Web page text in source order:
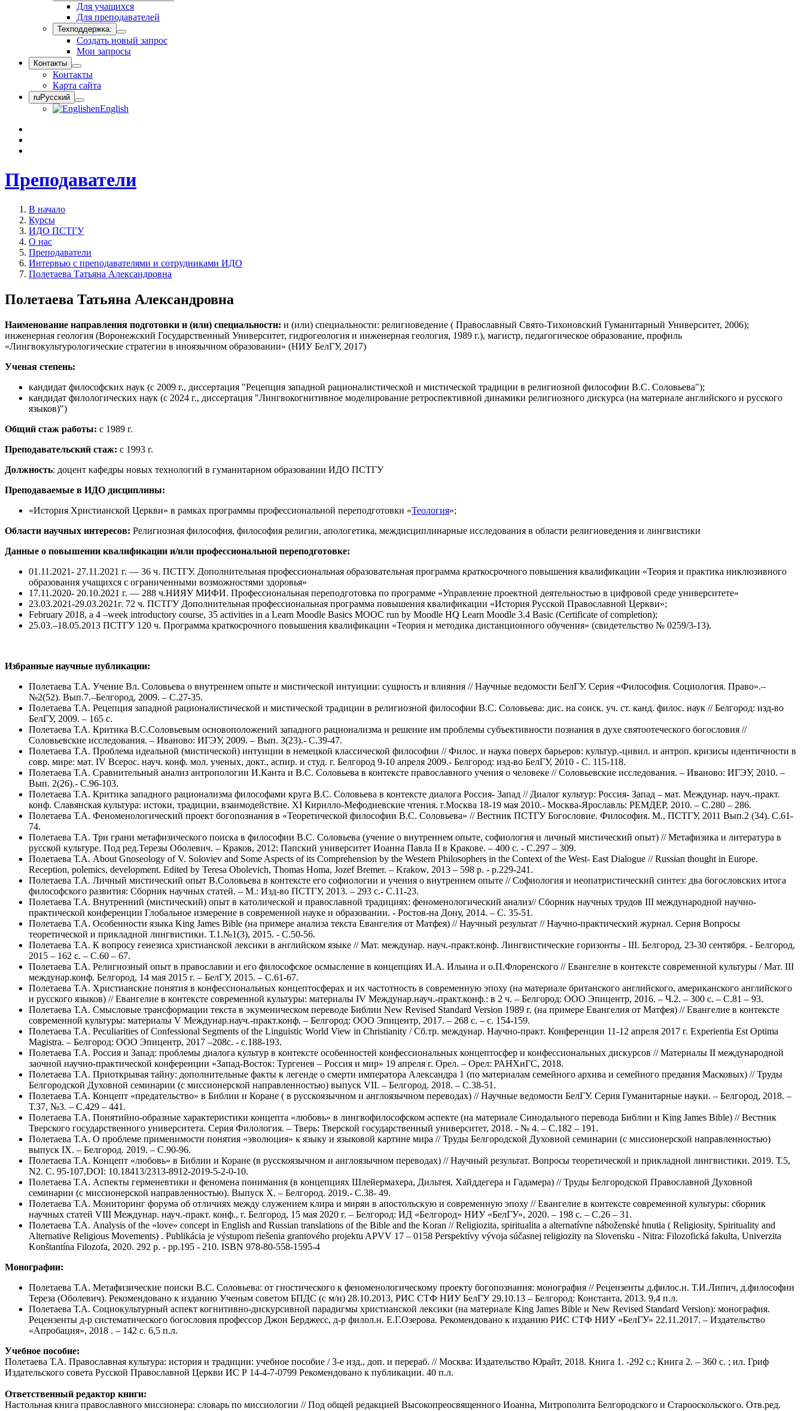
Для учащихся
Для преподавателей
Техподдержка:
Создать новый запрос
Мои запросы
Контакты
Контакты
Карта сайта
ruРусский
enEnglish
Преподаватели
В начало
Курсы
ИДО ПСТГУ
О нас
Преподаватели
Интервью с преподавателями и сотрудниками ИДО
Полетаева Татьяна Александровна
Полетаева Татьяна Александровна
Наименование направления подготовки и (или) специальности: и (или) специальности: религиоведение ( Православный Свято-Тихоновский Гуманитарный Университет, 2006);
инженерная геология (Воронежский Государственный Университет, гидрогеология и инженерная геология, 1989 г.), магистр, педагогическое образование, профиль
«Лингвокультурологические стратегии в иноязычном образовании» (НИУ БелГУ, 2017)
Ученая степень:
кандидат философских наук (с 2009 г., диссертация "Рецепция западной рационалистической и мистической традиции в религиозной философии В.С. Соловьева");
кандидат филологических наук (с 2024 г., диссертация "Лингвокогнитивное моделирование ретроспективной динамики религиозного дискурса (на материале английского и русского
языков)")
Общий стаж работы: с 1989 г.
Преподавательский стаж: с 1993 г.
Должность: доцент кафедры новых технологий в гуманитарном образовании ИДО ПСТГУ
Преподаваемые в ИДО дисциплины:
«История Христианской Церкви» в рамках программы профессиональной переподготовки «Теология»;
Области научных интересов: Религиозная философия, философия религии, апологетика, междисциплинарные исследования в области религиоведения и лингвистики
Данные о повышении квалификации и/или профессиональной переподготовке:
01.11.2021- 27.11.2021 г. — 36 ч. ПСТГУ. Дополнительная профессиональная образовательная программа краткосрочного повышения квалификации «Теория и практика инклюзивного
образования учащихся с ограниченными возможностями здоровья»
17.11.2020- 20.10.2021 г. — 288 ч.НИЯУ МИФИ. Профессиональная переподготовка по программе «Управление проектной деятельностью в цифровой среде университете»
23.03.2021-29.03.2021г. 72 ч. ПСТГУ Дополнительная профессиональная программа повышения квалификации «История Русской Православной Церкви»;
February 2018, a 4 –week introductory course, 35 activities in a Learn Moodle Basics MOOC run by Moodle HQ Learn Moodle 3.4 Basic (Certificate of completion);
25.03.–18.05.2013 ПСТГУ 120 ч. Программа краткосрочного повышения квалификации «Теория и методика дистанционного обучения» (свидетельство № 0259/3-13).
Избранные научные публикации:
Полетаева Т.А. Учение Вл. Соловьева о внутреннем опыте и мистической интуиции: сущность и влияния // Научные ведомости БелГУ. Серия «Философия. Социология. Право».–
№2(52). Вып.7.–Белгород, 2009. – С.27-35.
Полетаева Т.А. Рецепция западной рационалистической и мистической традиции в религиозной философии В.С. Соловьева: дис. на соиск. уч. ст. канд. филос. наук // Белгород: изд-во
БелГУ, 2009. – 165 с.
Полетаева Т.А. Критика В.С.Соловьевым основоположений западного рационализма и решение им проблемы субъективности познания в духе святоотеческого богословия //
Соловьевские исследования. – Иваново: ИГЭУ, 2009. – Вып. 3(23).- С.39-47.
Полетаева Т.А. Проблема идеальной (мистической) интуиции в немецкой классической философии // Филос. и наука поверх барьеров: культур.-цивил. и антроп. кризисы идентичности в
совр. мире: мат. IV Всерос. науч. конф. мол. ученых, докт., аспир. и студ. г. Белгород 9-10 апреля 2009.- Белгород: изд-во БелГУ, 2010 - С. 115-118.
Полетаева Т.А. Сравнительный анализ антропологии И.Канта и В.С. Соловьева в контексте православного учения о человеке // Соловьевские исследования. – Иваново: ИГЭУ, 2010. –
Вып. 2(26).- С.96-103.
Полетаева Т.А. Критика западного рационализма философами круга В.С. Соловьева в контексте диалога Россия- Запад // Диалог культур: Россия- Запад – мат. Междунар. науч.-практ.
конф. Славянская культура: истоки, традиции, взаимодействие. XI Кирилло-Мефодиевские чтения. г.Москва 18-19 мая 2010.- Москва-Ярославль: РЕМДЕР, 2010. – С.280 – 286.
Полетаева Т.А. Феноменологический проект богопознания в «Теоретической философии В.С. Соловьева» // Вестник ПСТГУ Богословие. Философия. М., ПСТГУ, 2011 Вып.2 (34). С.61-
74.
Полетаева Т.А. Три грани метафизического поиска в философии В.С. Соловьева (учение о внутреннем опыте, софиология и личный мистический опыт) // Метафизика и литература в
русской культуре. Под ред.Терезы Оболевич. – Краков, 2012: Папский университет Иоанна Павла II в Кракове. – 400 с. - С.297 – 309.
Полетаева Т.А. About Gnoseology of V. Soloviev and Some Aspects of its Comprehension by the Western Philosophers in the Context of the West- East Dialogue // Russian thought in Europe.
Reception, polemics, development. Edited by Teresa Obolevich, Thomas Homa, Jozef Bremer. – Krakow, 2013 – 598 p. - p.229-241.
Полетаева Т.А. Личный мистический опыт В.Соловьева в контексте его софиологии и учения о внутреннем опыте // Софиология и неопатристический синтез: два богословских итога
философского развития: Сборник научных статей. – М.: Изд-во ПСТГУ, 2013. – 293 с.- С.11-23.
Полетаева Т.А. Внутренний (мистический) опыт в католической и православной традициях: феноменологический анализ// Сборник научных трудов III международной научно-
практической конференции Глобальное измерение в современной науке и образовании. - Ростов-на Дону, 2014. – С. 35-51.
Полетаева Т.А. Особенности языка King James Bible (на примере анализа текста Евангелия от Матфея) // Научный результат // Научно-практический журнал. Серия Вопросы
теоретической и прикладной лингвистики. Т.1.№1(3), 2015. - С.50-56.
Полетаева Т.А. К вопросу генезиса христианской лексики в английском языке // Мат. междунар. науч.-практ.конф. Лингвистические горизонты - III. Белгород, 23-30 сентября. - Белгород,
2015 – 162 с. – С.60 – 67.
Полетаева Т.А. Религиозный опыт в православии и его философское осмысление в концепциях И.А. Ильина и о.П.Флоренского // Евангелие в контексте современной культуры / Мат. III
междунар.конф. Белгород, 14 мая 2015 г. – БелГУ, 2015. – С.61-67.
Полетаева Т.А. Христианские понятия в конфессиональных концептосферах и их частотность в современную эпоху (на материале британского английского, американского английского
и русского языков) // Евангелие в контексте современной культуры: материалы IV Междунар.науч.-практ.конф.: в 2 ч. – Белгород: ООО Эпицентр, 2016. – Ч.2. – 300 с. – С.81 – 93.
Полетаева Т.А. Смысловые трансформации текста в экуменическом переводе Библии New Revised Standard Version 1989 г. (на примере Евангелия от Матфея) // Евангелие в контексте
современной культуры: материалы V Междунар.науч.-практ.конф. – Белгород: ООО Эпицентр, 2017. – 268 с. – с. 154-159.
Полетаева Т.А. Peculiarities of Confessional Segments of the Linguistic World View in Christianity / Сб.тр. междунар. Научно-практ. Конференции 11-12 апреля 2017 г. Experientia Est Optima
Magistra. – Белгород: ООО Эпицентр, 2017 –208с. - с.188-193.
Полетаева Т.А. Россия и Запад: проблемы диалога культур в контексте особенностей конфессиональных концептосфер и конфессиональных дискурсов // Материалы II международной
заочной научно-практической конференции «Запад-Восток: Тургенев – Россия и мир» 19 апреля г. Орел. – Орел: РАНХиГС, 2018.
Полетаева Т.А. Приоткрывая тайну: дополнительные факты к легенде о смерти императора Александра 1 (по материалам семейного архива и семейного предания Масковых) // Труды
Белгородской Духовной семинарии (с миссионерской направленностью) выпуск VII. – Белгород. 2018. – С.38-51.
Полетаева Т.А. Концепт «предательство» в Библии и Коране ( в русскоязычном и англоязычном переводах) // Научные ведомости БелГУ. Серия Гуманитарные науки. – Белгород, 2018. –
Т.37, №3. – С.429 – 441.
Полетаева Т.А. Понятийно-образные характеристики концепта «любовь» в лингвофилософском аспекте (на материале Синодального перевода Библии и King James Bible) // Вестник
Тверского государственного университета. Серия Филология. – Тверь: Тверской государственный университет, 2018. - № 4. – С.182 – 191.
Полетаева Т.А. О проблеме применимости понятия «эволюция» к языку и языковой картине мира // Труды Белгородской Духовной семинарии (с миссионерской направленностью)
выпуск IX. – Белгород. 2019. – C.90-96.
Полетаева Т.А. Концепт «любовь» в Библии и Коране (в русскоязычном и англоязычном переводах) // Научный результат. Вопросы теоретической и прикладной лингвистики. 2019. Т.5,
N2. C. 95-107,DOI: 10.18413/2313-8912-2019-5-2-0-10.
Полетаева Т.А. Аспекты герменевтики и феномена понимания (в концепциях Шлейермахера, Дильтея, Хайддегера и Гадамера) // Труды Белгородской Православной Духовной
семинарии (с миссионерской направленностью). Выпуск X. – Белгород. 2019.- С.38- 49.
Полетаева Т.А. Мониторинг форума об отличиях между служением клира и мирян в апостольскую и современную эпоху // Евангелие в контексте современной культуры: сборник
научных статей VIII Междунар. науч.-практ. конф., г. Белгород, 15 мая 2020 г. – Белгород: ИД «Белгород» НИУ «БелГУ», 2020. – 198 с. – С.26 – 31.
Полетаева Т.А. Analysis of the «love» concept in English and Russian translations of the Bible and the Koran // Religiozita, spiritualita a alternatívne náboženské hnutia ( Religiosity, Spirituality and
Alternative Religious Movements) . Publikácia je výstupom riešenia grantového projektu APVV 17 – 0158 Perspektívy vývoja súčasnej religiozity na Slovensku - Nitra: Filozofická fakulta, Univerzita
Konštantína Filozofa, 2020. 292 p. - pp.195 - 210. ISBN 978-80-558-1595-4
Монографии:
Полетаева Т.А. Метафизические поиски В.С. Соловьева: от гностического к феноменологическому проекту богопознания: монография // Рецензенты д.филос.н. Т.И.Липич, д.философии
Тереза (Оболевич). Рекомендовано к изданию Ученым советом БПДС (с м/н) 28.10.2013, РИС СТФ НИУ БелГУ 29.10.13 – Белгород: Константа, 2013. 9,4 п.л.
Полетаева Т.А. Социокультурный аспект когнитивно-дискурсивной парадигмы христианской лексики (на материале King James Bible и New Revised Standard Version): монография.
Рецензенты д-р систематического богословия профессор Джон Берджесс, д-р филол.н. Е.Г.Озерова. Рекомендовано к изданию РИС СТФ НИУ «БелГУ» 22.11.2017. – Издательство
«Апробация», 2018 . – 142 с. 6,5 п.л.
Учебное пособие:
Полетаева Т.А. Православная культура: история и традиции: учебное пособие / 3-е изд., доп. и перераб. // Москва: Издательство Юрайт, 2018. Книга 1. -292 с.; Книга 2. – 360 с. ; ил. Гриф
Издательского совета Русской Православной Церкви ИС Р 14-4-7-0799 Рекомендовано к публикации. 40 п.л.
Ответственный редактор книги:
Настольная книга православного миссионера: словарь по миссиологии // Под общей редакцией Высокопреосвященного Иоанна, Митрополита Белгородского и Старооскольского. Отв.ред.